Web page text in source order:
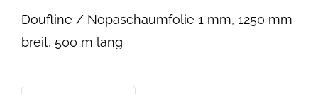
Doufline / Nopaschaumfolie 1 mm, 1250 mm
breit, 500 m lang